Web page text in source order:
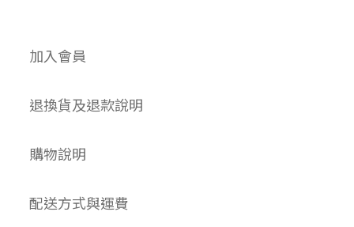
加入會員
退換貨及退款說明
購物說明
配送方式與運費